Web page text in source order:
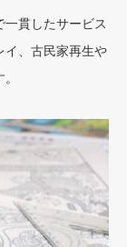
貫したサービス
イ、古民家再生や